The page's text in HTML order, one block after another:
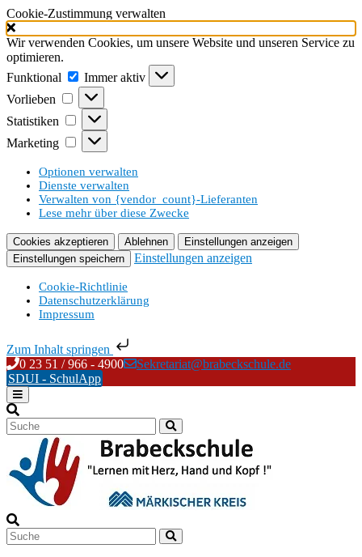
Cookie-Zustimmung verwalten
Wir verwenden Cookies, um unsere Website und unseren Service zu
optimieren.
Funktional
Funktional
Immer aktiv
Vorlieben
Vorlieben
Statistiken Statistiken
Marketing Marketing
Optionen verwalten
Dienste verwalten
Verwalten von {vendor_count}-Lieferanten
Lese mehr über diese Zwecke
Cookies akzeptieren Ablehnen
Einstellungen anzeigen
Einstellungen speichern
Einstellungen anzeigen
Cookie-Richtlinie
Datenschutzerklärung
Impressum
Zum Inhalt springen
Skip
to
content
0 23 51 / 966 - 4900
Sekretariat@brabeckschule.de
SDUI - SchulApp